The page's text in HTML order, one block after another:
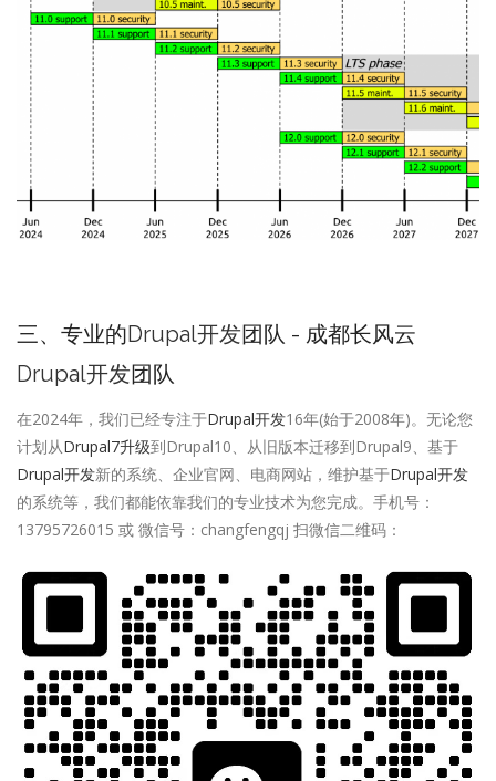
三、专业的Drupal开发团队 - 成都长风云
Drupal开发团队
在2024年，我们已经专注于Drupal开发16年(始于2008年)。无论您
计划从Drupal7升级到Drupal10、从旧版本迁移到Drupal9、基于
Drupal开发新的系统、企业官网、电商网站，维护基于Drupal开发
的系统等，我们都能依靠我们的专业技术为您完成。手机号：
13795726015 或 微信号：changfengqj 扫微信二维码：